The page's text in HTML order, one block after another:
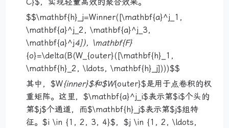
C}$，实现轻量高效的聚合效果。
$$\mathbf{h}_j=Winner([\mathbf{a}^j_1,
\mathbf{a}^j_2, \mathbf{a}^j_3,
\mathbf{a}^j4]), \mathbf{F}
{o}=\delta(B(W_{outer}([\mathbf{h}_1,
\mathbf{h}_2, \ldots, \mathbf{h}_j])))$$
其中，$W{inner}$和$W{outer}$是用于点卷积的权
重矩阵。这里，$\mathbf{a}^j_i$表示第$i$个头的
第$j$个通道，而$\mathbf{h}_j$表示第$j$组特
征。$i \in {1, 2, 3, 4}$，$j \in {1, 2, \ldots,